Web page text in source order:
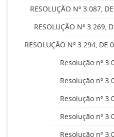
RESOLUÇÃO Nº 3.087,
RESOLUÇÃO Nº 3.269,
RESOLUÇÃO Nº 3.294, DE
Resolução nº
Resolução nº
Resolução nº
Resolução nº
Resolução nº